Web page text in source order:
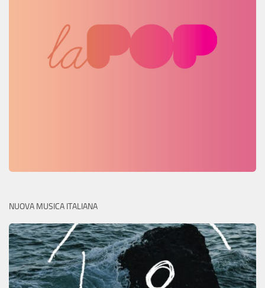
NUOVA MUSICA ITALIANA